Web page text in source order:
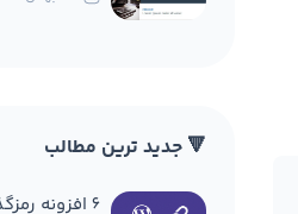
🔻 جدید ترین مطالب
6 افزونه‌